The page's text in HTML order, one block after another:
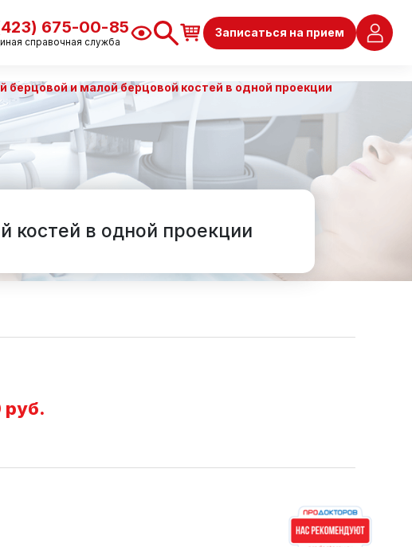
675-00-85
справочная служба
Записаться на прием
берцовой и малой берцовой костей в одной проекции
костей в одной проекции
руб.